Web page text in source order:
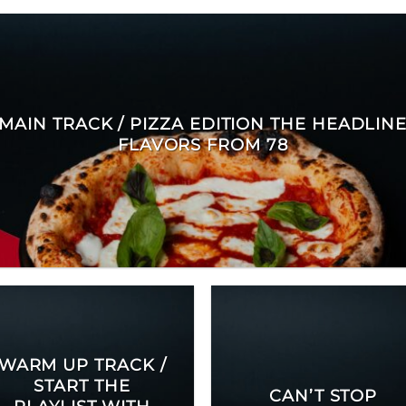
MAIN TRACK / PIZZA EDITION THE
FLAVORS FROM 78
UP TRACK /
START THE
CAN’T STOP